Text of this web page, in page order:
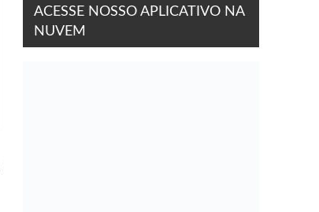
ACESSE NOSSO APLICATIVO NA
NUVEM